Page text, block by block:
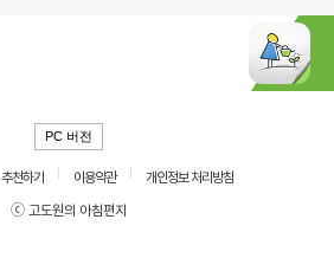
PC 버전
추천하기 이용약관
개인정보 처리방침
ⓒ 고도원의 아침편지